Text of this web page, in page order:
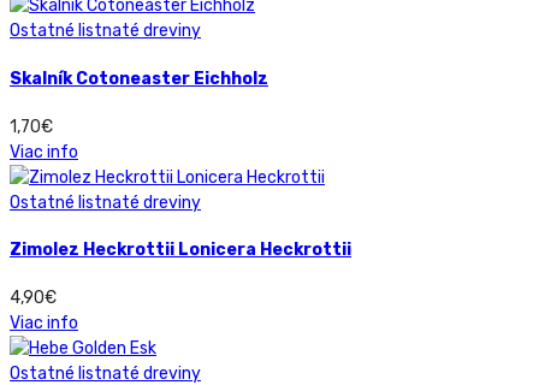
Ostatné listnaté dreviny
Skalník Cotoneaster Eichholz
1,70€
Viac info
Ostatné listnaté dreviny
Zimolez Heckrottii Lonicera Heckrottii
4,90€
Viac info
Ostatné listnaté dreviny